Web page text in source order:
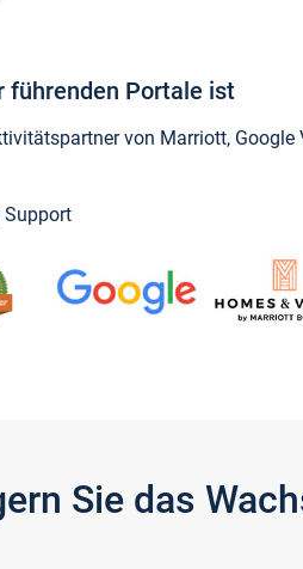
führenden Portale ist
von Marriott, Google
Sie das